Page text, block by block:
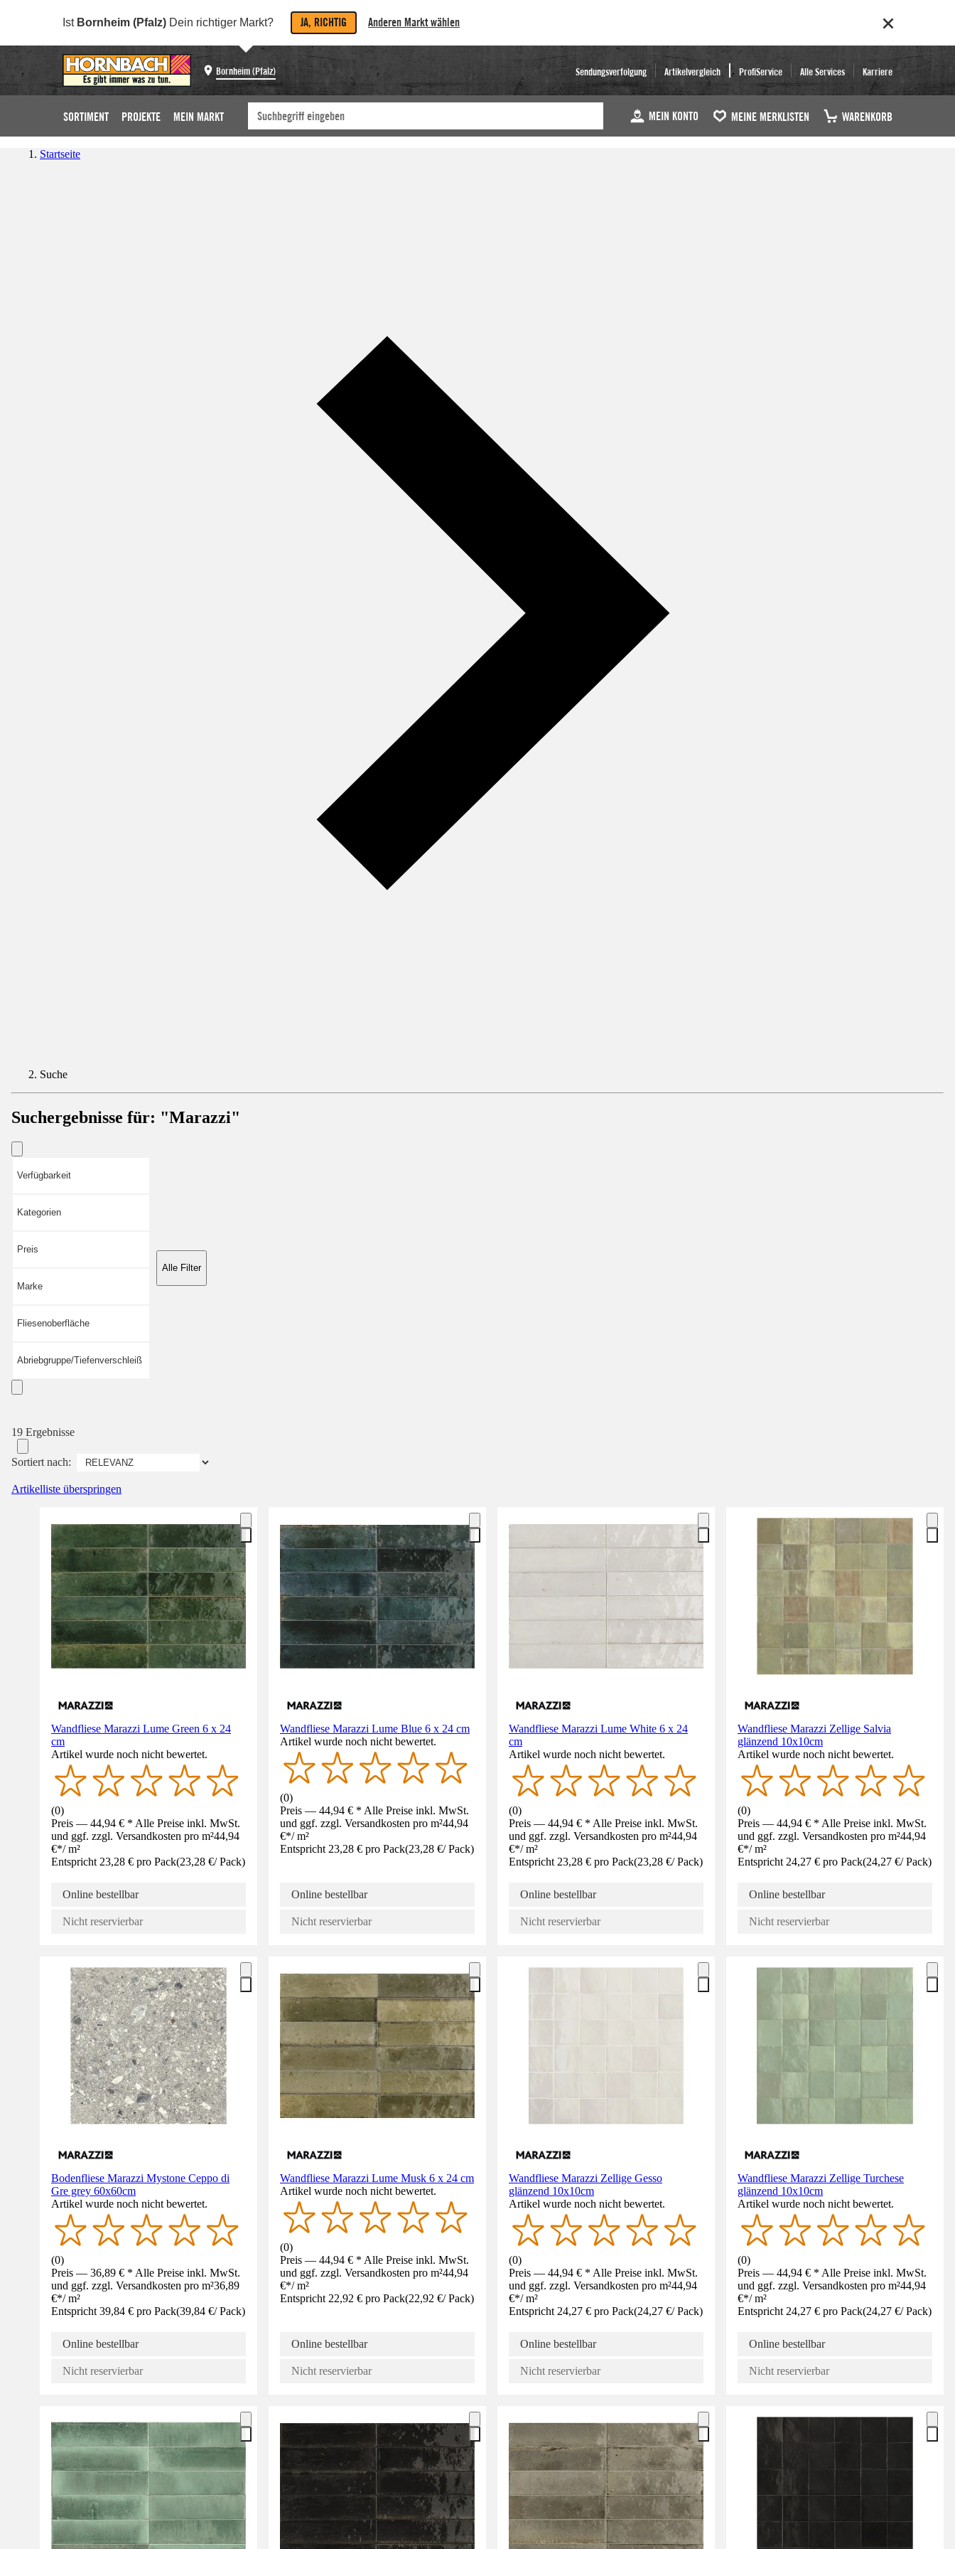
Ist Bornheim (Pfalz) Dein richtiger Markt? JA, RICHTIG Anderen Markt wählen
Bornheim (Pfalz) Sendungsverfolgung Artikelvergleich ProfiService Alle Services Karriere
SORTIMENT PROJEKTE MEIN MARKT MEIN KONTO MEINE MERKLISTEN WARENKORB
Startseite
Suche
Suchergebnisse für: "Marazzi"
Verfügbarkeit
Kategorien
Preis
Marke
Fliesenoberfläche
Abriebgruppe/Tiefenverschleiß
Alle Filter
19 Ergebnisse
Sortiert nach:
Artikelliste überspringen
Wandfliese Marazzi Lume Green 6 x 24
cm
Artikel wurde noch nicht bewertet.
(0)
Preis — 44,94 € * Alle Preise inkl. MwSt.
und ggf. zzgl. Versandkosten pro m²44,94
€*/ m²
Entspricht 23,28 € pro Pack(23,28 €/ Pack)
Online bestellbar
Nicht reservierbar
Wandfliese Marazzi Lume Blue 6 x 24 cm
Artikel wurde noch nicht bewertet.
(0)
Preis — 44,94 € * Alle Preise inkl. MwSt.
und ggf. zzgl. Versandkosten pro m²44,94
€*/ m²
Entspricht 23,28 € pro Pack(23,28 €/ Pack)
Online bestellbar
Nicht reservierbar
Wandfliese Marazzi Lume White 6 x 24
cm
Artikel wurde noch nicht bewertet.
(0)
Preis — 44,94 € * Alle Preise inkl. MwSt.
und ggf. zzgl. Versandkosten pro m²44,94
€*/ m²
Entspricht 23,28 € pro Pack(23,28 €/ Pack)
Online bestellbar
Nicht reservierbar
Wandfliese Marazzi Zellige Salvia
glänzend 10x10cm
Artikel wurde noch nicht bewertet.
(0)
Preis — 44,94 € * Alle Preise inkl. MwSt.
und ggf. zzgl. Versandkosten pro m²44,94
€*/ m²
Entspricht 24,27 € pro Pack(24,27 €/ Pack)
Online bestellbar
Nicht reservierbar
Bodenfliese Marazzi Mystone Ceppo di
Gre grey 60x60cm
Artikel wurde noch nicht bewertet.
(0)
Preis — 36,89 € * Alle Preise inkl. MwSt.
und ggf. zzgl. Versandkosten pro m²36,89
€*/ m²
Entspricht 39,84 € pro Pack(39,84 €/ Pack)
Online bestellbar
Nicht reservierbar
Wandfliese Marazzi Lume Musk 6 x 24 cm
Artikel wurde noch nicht bewertet.
(0)
Preis — 44,94 € * Alle Preise inkl. MwSt.
und ggf. zzgl. Versandkosten pro m²44,94
€*/ m²
Entspricht 22,92 € pro Pack(22,92 €/ Pack)
Online bestellbar
Nicht reservierbar
Wandfliese Marazzi Zellige Gesso
glänzend 10x10cm
Artikel wurde noch nicht bewertet.
(0)
Preis — 44,94 € * Alle Preise inkl. MwSt.
und ggf. zzgl. Versandkosten pro m²44,94
€*/ m²
Entspricht 24,27 € pro Pack(24,27 €/ Pack)
Online bestellbar
Nicht reservierbar
Wandfliese Marazzi Zellige Turchese
glänzend 10x10cm
Artikel wurde noch nicht bewertet.
(0)
Preis — 44,94 € * Alle Preise inkl. MwSt.
und ggf. zzgl. Versandkosten pro m²44,94
€*/ m²
Entspricht 24,27 € pro Pack(24,27 €/ Pack)
Online bestellbar
Nicht reservierbar